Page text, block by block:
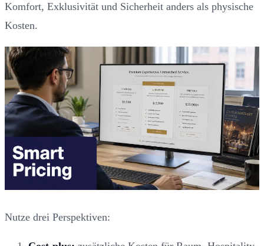
Komfort, Exklusivität und Sicherheit anders als physische
Kosten.
Nutze drei Perspektiven: